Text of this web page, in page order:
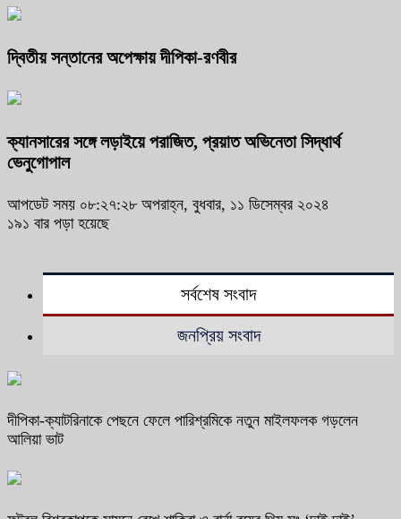
দ্বিতীয় সন্তানের অপেক্ষায় দীপিকা-রণবীর
ক্যানসারের সঙ্গে লড়াইয়ে পরাজিত, প্রয়াত অভিনেতা সিদ্ধার্থ
ভেনুগোপাল
আপডেট সময় ০৮:২৭:২৮ অপরাহ্ন, বুধবার, ১১ ডিসেম্বর ২০২৪
১৯১ বার পড়া হয়েছে
সর্বশেষ সংবাদ
জনপ্রিয় সংবাদ
দীপিকা-ক্যাটরিনাকে পেছনে ফেলে পারিশ্রমিকে নতুন মাইলফলক গড়লেন
আলিয়া ভাট